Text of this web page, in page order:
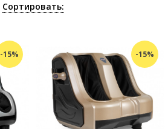
Сортировать:
-15% -15%